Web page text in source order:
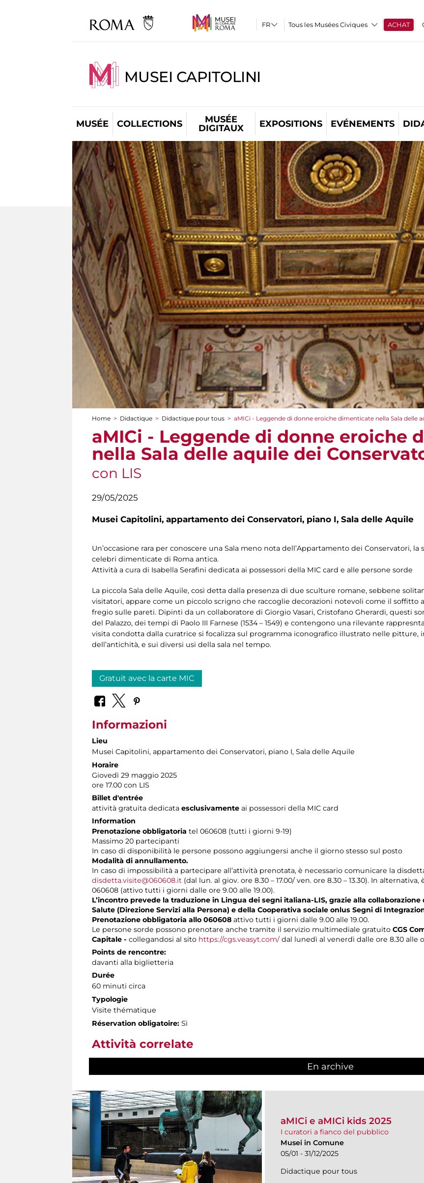
Tous les Musées Civiques ACHAT
MUSEI CAPITOLINI
MUSÉE COLLECTIONS
MUSÉE
DIGITAUX
EXPOSITIONS EVÉNEMENTS
You are here
Home > Didactique > Didactique pour tous > aMICi - Leggende di donne eroiche dimenticate nella Sala delle
aMICi - Leggende di donne eroiche
nella Sala delle aquile dei
con LIS
29/05/2025
Musei Capitolini, appartamento dei Conservatori, piano I, Sala delle Aquile
Un’occasione rara per conoscere una Sala meno nota dell’Appartamento dei Conservatori,
celebri dimenticate di Roma antica.
Attività a cura di Isabella Serafini dedicata ai possessori della MIC card e alle persone sorde
La piccola Sala delle Aquile, così detta dalla presenza di due sculture romane, sebbene
visitatori, appare come un piccolo scrigno che raccoglie decorazioni notevoli come il soffitto
fregio sulle pareti. Dipinti da un collaboratore di Giorgio Vasari, Cristofano Gherardi, questi
del Palazzo, dei tempi di Paolo III Farnese (1534 – 1549) e contengono una rilevante
visita condotta dalla curatrice si focalizza sul programma iconografico illustrato nelle pitture,
dell’antichità, e sui diversi usi della sala nel tempo.
Gratuit avec la carte MIC
Informazioni
Lieu
Musei Capitolini, appartamento dei Conservatori, piano I, Sala delle Aquile
Horaire
Giovedì 29 maggio 2025
ore 17.00 con LIS
Billet d'entrée
attività gratuita dedicata esclusivamente ai possessori della MIC card
Information
Prenotazione obbligatoria tel 060608 (tutti i giorni 9-19)
Massimo 20 partecipanti
In caso di disponibilità le persone possono aggiungersi anche il giorno stesso sul posto
Modalità di annullamento.
In caso di impossibilità a partecipare all’attività prenotata, è necessario comunicare la
disdetta.visite@060608.it (dal lun. al giov. ore 8.30 – 17.00/ ven. ore 8.30 – 13.30). In
060608 (attivo tutti i giorni dalle ore 9.00 alle 19.00).
L’incontro prevede la traduzione in Lingua dei segni italiana-LIS, grazie alla
Salute (Direzione Servizi alla Persona) e della Cooperativa sociale onlus Segni di
Prenotazione obbligatoria allo 060608 attivo tutti i giorni dalle 9.00 alle 19.00.
Le persone sorde possono prenotare anche tramite il servizio multimediale gratuito CGS
Capitale - collegandosi al sito https://cgs.veasyt.com/dal lunedì al venerdì dalle ore 8.30 alle
Points de rencontre:
davanti alla biglietteria
Durée
60 minuti circa
Typologie
Visite thématique
Réservation obligatoire: Sì
Attività correlate
En archive
aMICi e aMICi kids 2025
I curatori a fianco del pubblico
Musei in Comune
05/01 - 31/12/2025
Didactique pour tous